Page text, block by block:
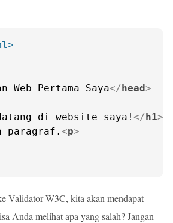
>
Web Pertama Saya</head>
di website saya! </h1>
paragraf. <p>
Validator W3C, kita akan mendapat
Anda melihat apa yang salah? Jangan